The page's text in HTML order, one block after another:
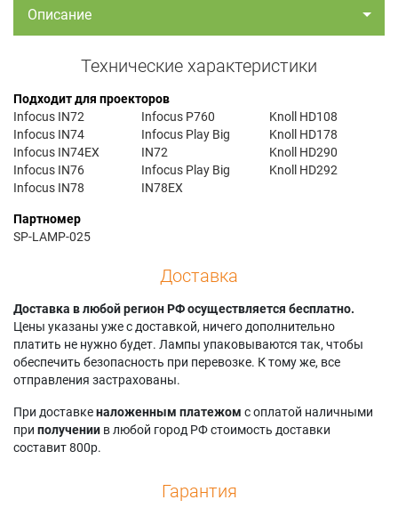
Описание
Технические характеристики
Подходит для проекторов
Infocus IN72
Infocus IN74
Infocus IN74EX
Infocus IN76
Infocus IN78
Infocus P760
Infocus Play Big
IN72
Infocus Play Big
IN78EX
Knoll HD108
Knoll HD178
Knoll HD290
Knoll HD292
Партномер
SP-LAMP-025
Доставка
Доставка в любой регион РФ осуществляется бесплатно.
Цены указаны уже с доставкой, ничего дополнительно
платить не нужно будет. Лампы упаковываются так, чтобы
обеспечить безопасность при перевозке. К тому же, все
отправления застрахованы.
При доставкеналоженным платежом с оплатой наличными
при получении в любой город РФ стоимость доставки
составит 800р.
Гарантия